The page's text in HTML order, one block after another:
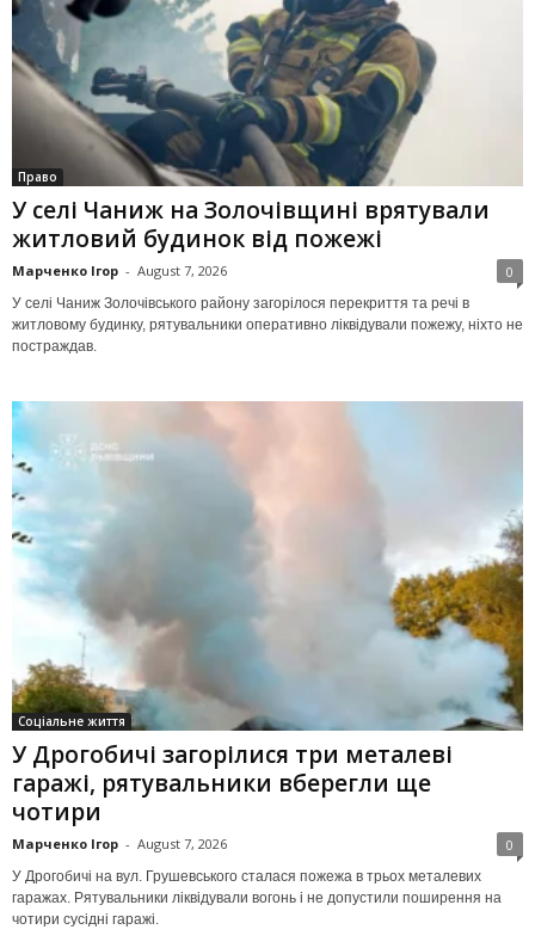
Право
У селі Чаниж на Золочівщині врятували
житловий будинок від пожежі
Марченко Ігор - August 7, 2026 0
У селі Чаниж Золочівського району загорілося перекриття та речі в
житловому будинку, рятувальники оперативно ліквідували пожежу, ніхто не
постраждав.
Соціальне життя
У Дрогобичі загорілися три металеві
гаражі, рятувальники вберегли ще
чотири
Марченко Ігор - August 7, 2026 0
У Дрогобичі на вул. Грушевського сталася пожежа в трьох металевих
гаражах. Рятувальники ліквідували вогонь і не допустили поширення на
чотири сусідні гаражі.